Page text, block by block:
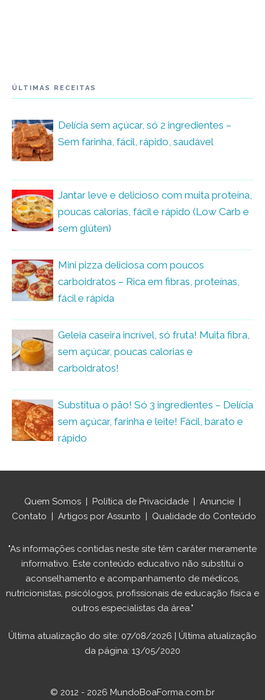
ÚLTIMAS RECEITAS
Delícia sem açúcar, só 2 ingredientes –
Sem farinha, fácil, rápido, saudável
Jantar leve e delicioso com muita proteína,
poucas calorias, fácil e rápido (Low Carb e
sem glúten)
Mini pizza deliciosa com poucos
carboidratos – Rica em fibras, proteínas,
fácil e rápida
Geleia caseira incrível, só fruta! Muita fibra,
sem açúcar, poucas calorias e
carboidratos!
Substitua o pão! Só 3 ingredientes – Delícia
sem açúcar, farinha e leite! Fácil, barato e
rápido
Quem Somos | Política de Privacidade | Anuncie |
Contato | Artigos por Assunto | Qualidade do Conteúdo
"As informações contidas neste site têm caráter meramente
informativo. Este conteúdo educativo não substitui o
aconselhamento e acompanhamento de médicos,
nutricionistas, psicólogos, profissionais de educação física e
outros especialistas da área."
Última atualização do site: 07/08/2026 | Última atualização
da página: 13/05/2020
© 2012 - 2026 MundoBoaForma.com.br